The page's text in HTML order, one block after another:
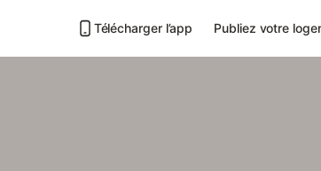
Télécharger l’app Publiez votre